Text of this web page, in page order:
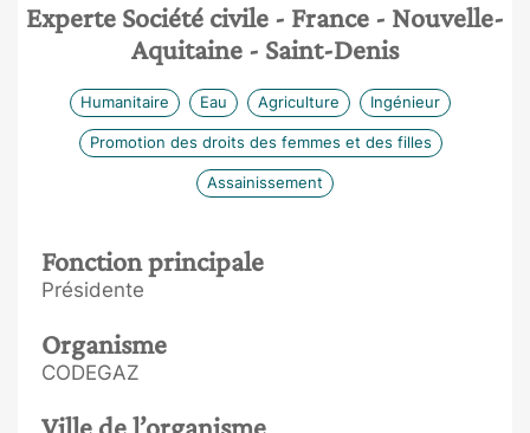
Experte Société civile - France - Nouvelle-
Aquitaine - Saint-Denis
Humanitaire Eau Agriculture Ingénieur
Promotion des droits des femmes et des filles
Assainissement
Fonction principale
Présidente
Organisme
CODEGAZ
Ville de l’organisme